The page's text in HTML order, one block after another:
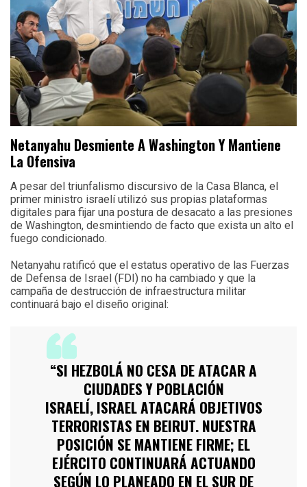
Netanyahu Desmiente A Washington Y Mantiene
La Ofensiva
A pesar del triunfalismo discursivo de la Casa Blanca, el
primer ministro israelí utilizó sus propias plataformas
digitales para fijar una postura de desacato a las presiones
de Washington, desmintiendo de facto que exista un alto el
fuego condicionado.
Netanyahu ratificó que el estatus operativo de las Fuerzas
de Defensa de Israel (FDI) no ha cambiado y que la
campaña de destrucción de infraestructura militar
continuará bajo el diseño original:
“SI HEZBOLÁ NO CESA DE ATACAR A
CIUDADES Y POBLACIÓN
ISRAELÍ, ISRAEL ATACARÁ OBJETIVOS
TERRORISTAS EN BEIRUT. NUESTRA
POSICIÓN SE MANTIENE FIRME; EL
EJÉRCITO CONTINUARÁ ACTUANDO
SEGÚN LO PLANEADO EN EL SUR DE